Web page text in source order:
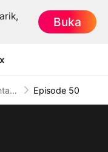
Buka
Jatuh Cinta Sebelum Perceraian Episode 50